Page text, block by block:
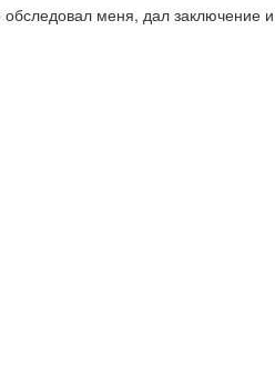
меня, дал заключение